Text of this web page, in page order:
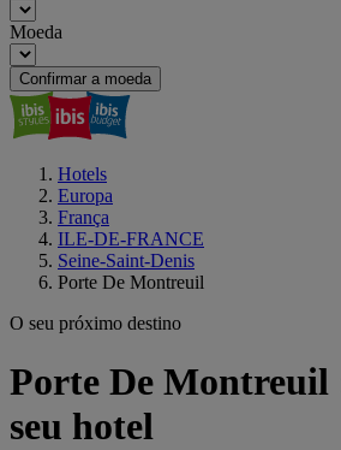
Moeda
Confirmar a moeda
Hotels
Europa
França
ILE-DE-FRANCE
Seine-Saint-Denis
Porte De Montreuil
O seu próximo destino
Porte De Montreuil
seu hotel